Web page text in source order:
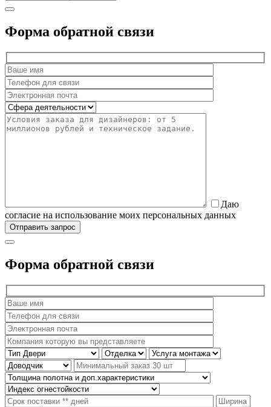
Форма обратной связи
Даю
согласие на использование моих персональных данных
Форма обратной связи